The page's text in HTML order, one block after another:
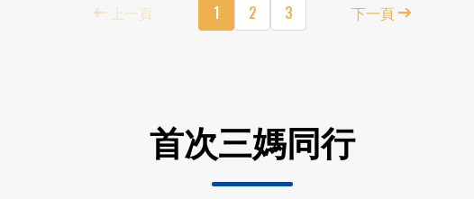
上一頁 1 2 3 下一頁
首次三媽同行